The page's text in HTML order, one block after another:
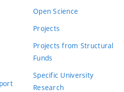
Open Science
Projects
Projects from Structural
Funds
Specific University
Research